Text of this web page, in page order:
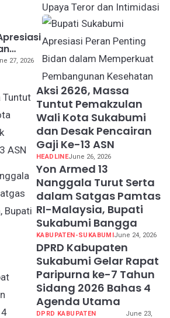
27, 2026
Aksi 2626, Massa
Tuntut Pemakzulan
Wali Kota Sukabumi
dan Desak Pencairan
Gaji Ke-13 ASN
HEADLINEJune 26, 2026
Yon Armed 13
Nanggala Turut Serta
dalam Satgas Pamtas
RI-Malaysia, Bupati
Sukabumi Bangga
KABUPATEN-SUKABUMIJune 24, 2026
DPRD Kabupaten
Sukabumi Gelar Rapat
Paripurna ke-7 Tahun
Sidang 2026 Bahas 4
Agenda Utama
DPRD KABUPATEN
June 23,